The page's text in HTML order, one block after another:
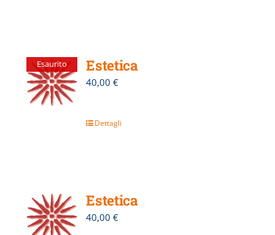
Esaurito Estetica
40,00€
Dettagli
Estetica
40,00€